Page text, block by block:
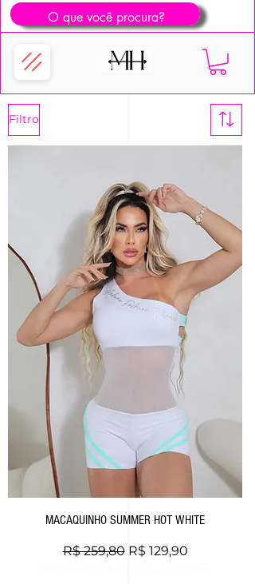
Filtro
MACAQUINHO SUMMER HOT WHITE
Preço normal
R$ 259,80 Preço promocional
R$ 129,90